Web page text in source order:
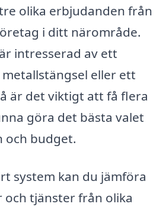
olika erbjudanden från
i ditt närområde.
intresserad av ett
eller ett
är det viktigt att få flera
göra det bästa valet
och budget.
system kan du jämföra
och tjänster från olika